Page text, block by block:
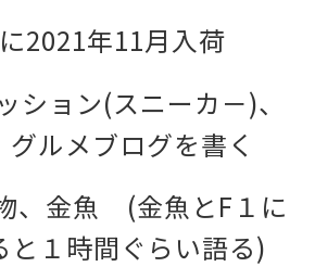
2021年11月入荷
ション(スニーカ－)、
ルメブログを書く
、金魚 (金魚とF１に
と１時間ぐらい語る)